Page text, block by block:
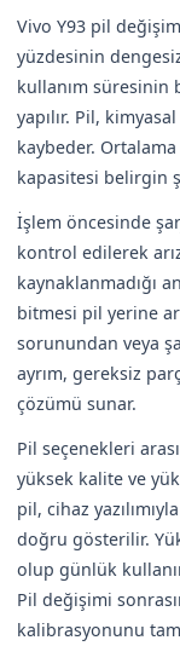
Vivo Y93 pil
yüzdesinin
kullanım süresinin
yapılır. Pil,
kaybeder.
kapasitesi belirgin
İşlem öncesinde
kontrol edilerek
kaynaklanmadığı
bitmesi pil yerine
sorunundan veya
ayrım, gereksiz
çözümü sunar.
Pil seçenekleri
yüksek kalite ve
pil, cihaz
doğru gösterilir.
olup günlük
Pil değişimi
kalibrasyonunu